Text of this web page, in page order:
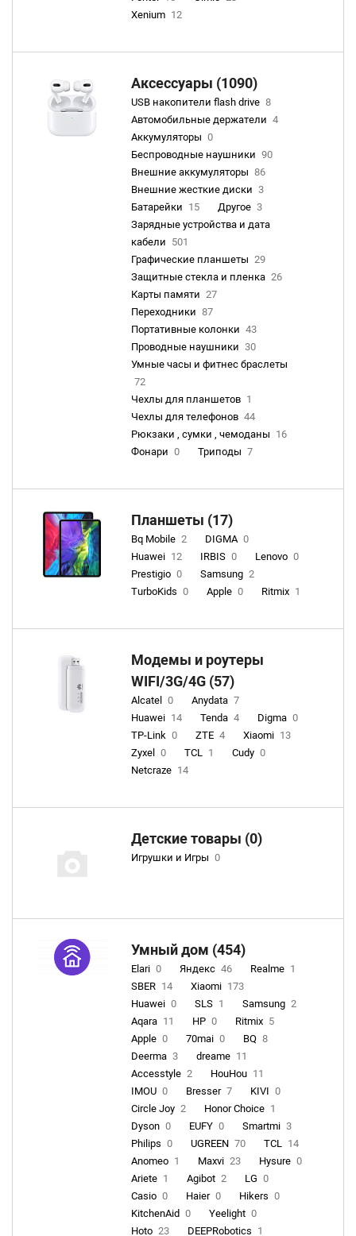
Xenium 12
Аксессуары (1090)
USB накопители flash drive 8
Автомобильные держатели 4
Аккумуляторы 0
Беспроводные наушники 90
Внешние аккумуляторы 86
Внешние жесткие диски 3
Батарейки 15 Другое 3
Зарядные устройства и дата
кабели 501
Графические планшеты 29
Защитные стекла и пленка 26
Карты памяти 27
Переходники 87
Портативные колонки 43
Проводные наушники 30
Умные часы и фитнес браслеты
72
Чехлы для планшетов 1
Чехлы для телефонов 44
Рюкзаки , сумки , чемоданы 16
Фонари 0 Триподы 7
Планшеты (17)
Bq Mobile 2 DIGMA 0
Huawei 12 IRBIS 0 Lenovo 0
Prestigio 0 Samsung 2
TurboKids 0 Apple 0 Ritmix 1
Модемы и роутеры
WIFI/3G/4G (57)
Alcatel 0 Anydata 7
Huawei 14 Tenda 4 Digma 0
TP-Link 0 ZTE 4 Xiaomi 13
Zyxel
0 TCL 1 Cudy 0
Netcraze 14
Детские товары (0)
Игрушки и Игры 0
Умный дом (454)
Elari 0 Яндекс 46 Realme 1
SBER 14 Xiaomi 173
Huawei 0 SLS 1 Samsung 2
Aqara 11 HP 0 Ritmix 5
Apple 0 70mai 0 BQ 8
Deerma 3 dreame 11
Accesstyle 2 HouHou 11
IMOU 0 Bresser 7 KIVI 0
Circle Joy 2 Honor Choice 1
Dyson 0 EUFY 0 Smartmi 3
Philips 0 UGREEN 70 TCL 14
Anomeo 1 Maxvi 23 Hysure 0
Ariete 1 Agibot 2 LG 0
Casio 0 Haier 0 Hikers 0
KitchenAid 0 Yeelight 0
Hoto 23 DEEPRobotics 1